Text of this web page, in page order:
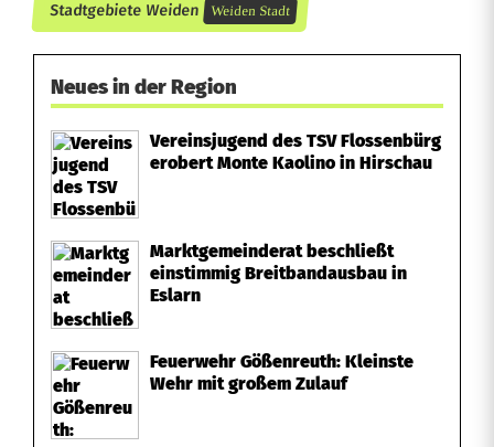
Stadtgebiete Weiden Weiden Stadt
Neues in der Region
Vereinsjugend des TSV Flossenbürg
erobert Monte Kaolino in Hirschau
Marktgemeinderat beschließt
einstimmig Breitbandausbau in
Eslarn
Feuerwehr Gößenreuth: Kleinste
Wehr mit großem Zulauf